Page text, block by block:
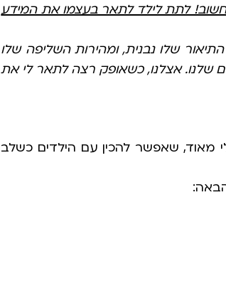
לתת לילד לתאר בעצמו את המידע
שלו נבנית, ומהירות השליפה שלו
שלנו. אצלנו, כשאופק רצה לתאר לי את
שאפשר להכין עם הילדים כשלב